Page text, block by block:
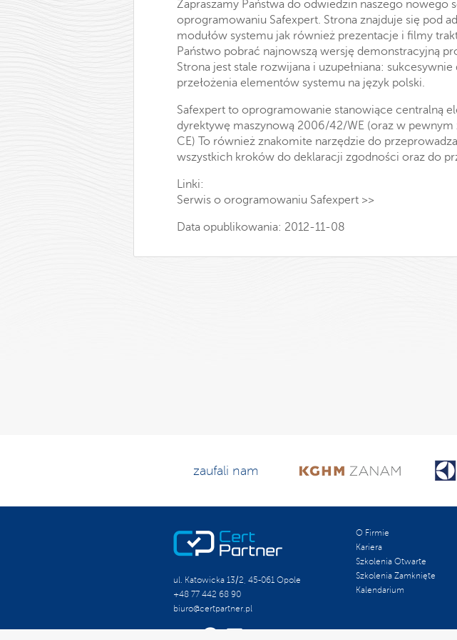
Zapraszamy Państwa do odwiedzin naszego
oprogramowaniu Safexpert. Strona znajduje się pod
modułów systemu jak również prezentacje i filmy
Państwo pobrać najnowszą wersję demonstracyjną
Strona jest stale rozwijana i uzupełniana:
przełożenia elementów systemu na język polski.
Safexpert to oprogramowanie stanowiące centralną
dyrektywę maszynową 2006/42/WE (oraz w
CE) To również znakomite narzędzie do
wszystkich kroków do deklaracji zgodności oraz do
Linki:
Serwis o orogramowaniu Safexpert >>
Data opublikowania: 2012-11-08
zaufali nam
ul. Katowicka 13/2, 45-061 Opole
+48 77 442 68 90
biuro@certpartner.pl
O Firmie
Kariera
Szkolenia Otwarte
Szkolenia Zamknięte
Kalendarium